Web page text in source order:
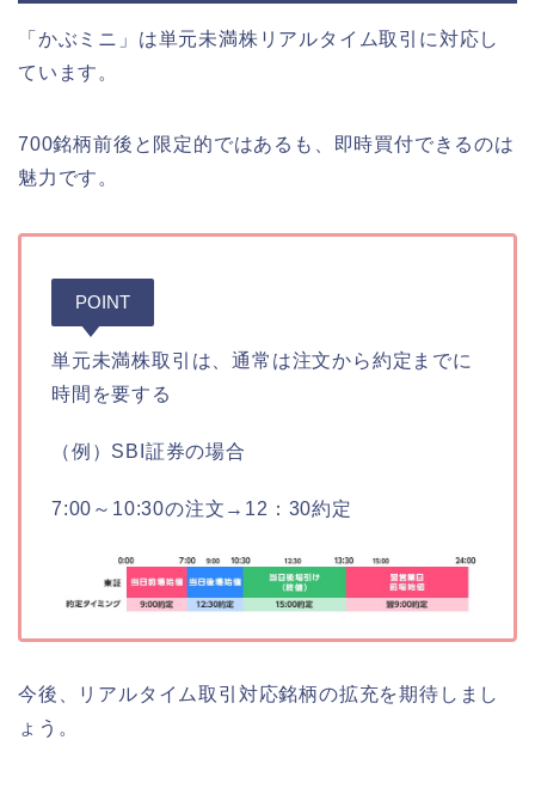
「かぶミニ」は単元未満株リアルタイム取引に対応し
ています。
700銘柄前後と限定的ではあるも、即時買付できるのは
魅力です。
POINT
単元未満株取引は、通常は注文から約定までに
時間を要する
（例）SBI証券の場合
7:00～10:30の注文→12：30約定
今後、リアルタイム取引対応銘柄の拡充を期待しまし
ょう。